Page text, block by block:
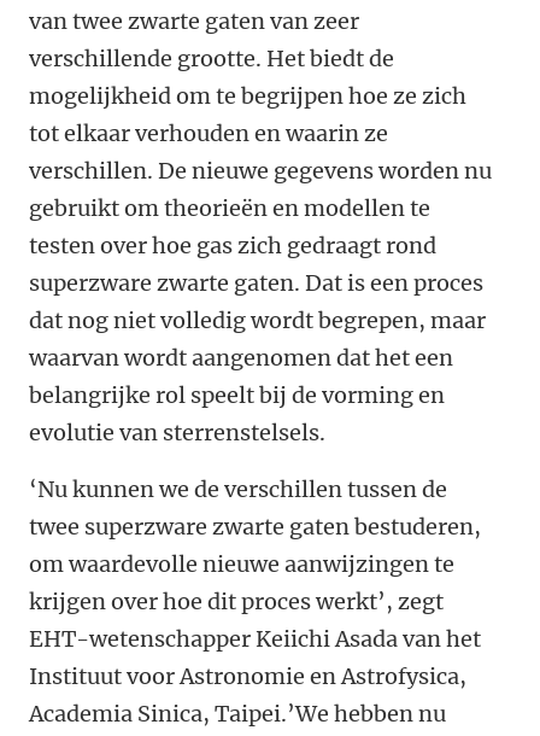
van twee zwarte gaten van zeer
verschillende grootte. Het biedt de
mogelijkheid om te begrijpen hoe ze zich
tot elkaar verhouden en waarin ze
verschillen. De nieuwe gegevens worden nu
gebruikt om theorieën en modellen te
testen over hoe gas zich gedraagt rond
superzware zwarte gaten. Dat is een proces
dat nog niet volledig wordt begrepen, maar
waarvan wordt aangenomen dat het een
belangrijke rol speelt bij de vorming en
evolutie van sterrenstelsels.
‘Nu kunnen we de verschillen tussen de
twee superzware zwarte gaten bestuderen,
omwaardevolle nieuwe aanwijzingen te
krijgen over hoe dit proces werkt’, zegt
EHT-wetenschapper Keiichi Asada van het
Instituut voor Astronomie en Astrofysica,
Academia Sinica, Taipei.’We hebben nu